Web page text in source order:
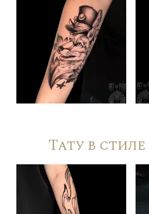
Тату в стиле